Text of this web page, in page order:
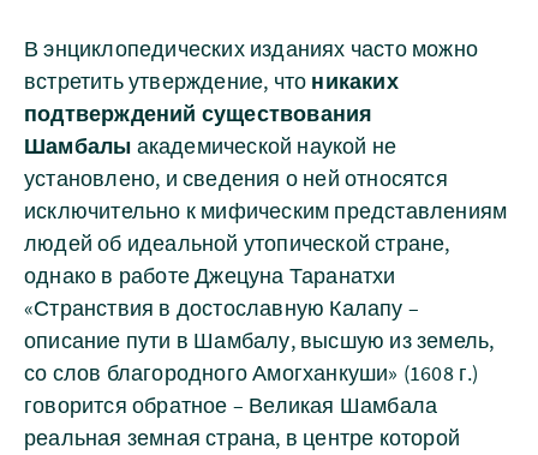
В энциклопедических изданиях часто можно
встретить утверждение, что никаких
подтверждений существования
Шамбалы академической наукой не
установлено, и сведения о ней относятся
исключительно к мифическим представлениям
людей об идеальной утопической стране,
однако в работе Джецуна Таранатхи
«Странствия в достославную Калапу –
описание пути в Шамбалу, высшую из земель,
со слов благородного Амогханкуши» (1608 г.)
говорится обратное – Великая Шамбала
реальная земная страна, в центре которой